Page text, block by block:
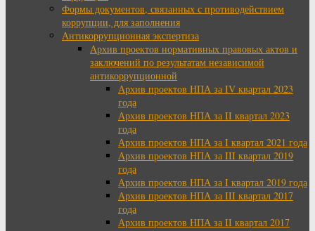
Формы документов, связанных с противодействием
коррупции, для заполнения
Антикоррупционная экспертиза
Архив проектов нормативных правовых актов и
заключений по результатам независимой
антикоррупционной
Архив проектов НПА за IV квартал 2023
года
Архив проектов НПА за II квартал 2023
года
Архив проектов НПА за I квартал 2021 года
Архив проектов НПА за III квартал 2019
года
Архив проектов НПА за I квартал 2019 года
Архив проектов НПА за III квартал 2017
года
Архив проектов НПА за II квартал 2017